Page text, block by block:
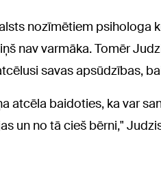
nozīmētiem psihologa
nav varmāka. Tomēr
savas apsūdzības,
atcēla baidoties, ka var
un no tā cieš bērni,"